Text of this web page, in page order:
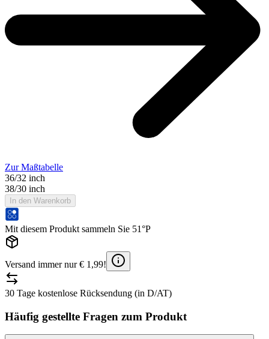
Zur Maßtabelle
36/32 inch
38/30 inch
In den Warenkorb
Mit diesem Produkt sammeln Sie 51°P
Versand immer nur € 1,99!
30 Tage kostenlose Rücksendung (in D/AT)
Häufig gestellte Fragen zum Produkt